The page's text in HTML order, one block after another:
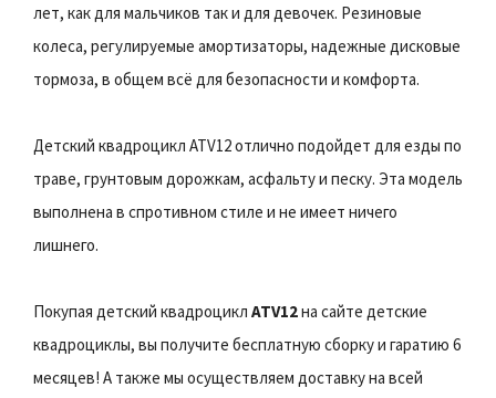
лет, как для мальчиков так и для девочек. Резиновые
колеса, регулируемые амортизаторы, надежные дисковые
тормоза, в общем всё для безопасности и комфорта.
Детский квадроцикл ATV12 отлично подойдет для езды по
траве, грунтовым дорожкам, асфальту и песку. Эта модель
выполнена в спротивном стиле и не имеет ничего
лишнего.
Покупая детский квадроцикл ATV12на сайте детские
квадроциклы, вы получите бесплатную сборку и гаратию 6
месяцев! А также мы осуществляем доставку на всей